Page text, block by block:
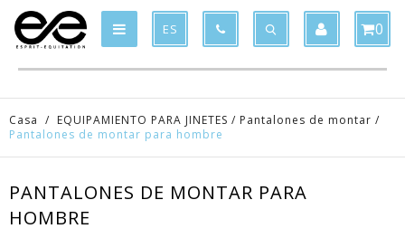
ES 0
Casa / EQUIPAMIENTO PARA JINETES / Pantalones de montar /
Pantalones de montar para hombre
PANTALONES DE MONTAR PARA
HOMBRE
Product added to the cart x
Product deleted from the cart x